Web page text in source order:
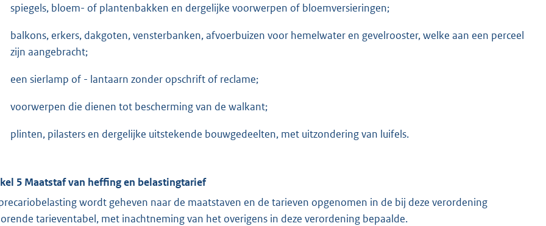
spiegels, bloem- of plantenbakken en dergelijke voorwerpen of bloemversieringen;
balkons, erkers, dakgoten, vensterbanken, afvoerbuizen voor hemelwater en gevelrooster, welke aan een perceel
zijn aangebracht;
een sierlamp of - lantaarn zonder opschrift of reclame;
voorwerpen die dienen tot bescherming van de walkant;
plinten, pilasters en dergelijke uitstekende bouwgedeelten, met uitzondering van luifels.
5 Maatstaf van heffing en belastingtarief
wordt geheven naar de maatstaven en de tarieven opgenomen in de bij deze verordening
tarieventabel, met inachtneming van het overigens in deze verordening bepaalde.